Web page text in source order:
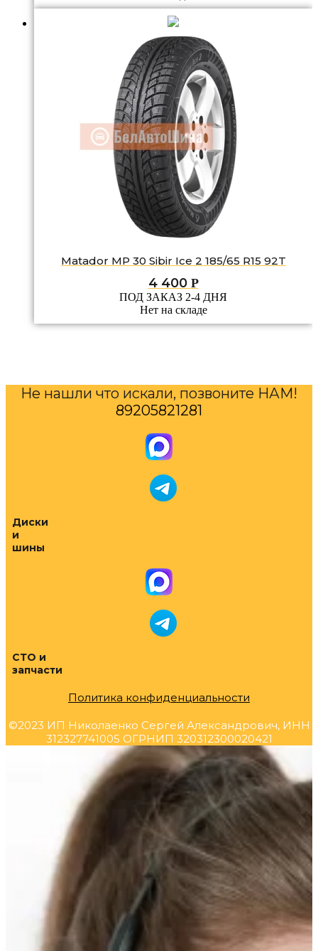
Matador MP 30 Sibir Ice 2 185/65 R15 92T
4 400 Р
ПОД ЗАКАЗ 2-4 ДНЯ
Нет на складе
Не нашли что искали, позвоните НАМ!
89205821281
Диски
и
шины
СТО и
запчасти
Политика конфиденциальности
©2023 ИП Николаенко Сергей Александрович, ИНН
312327741005 ОГРНИП 320312300020421